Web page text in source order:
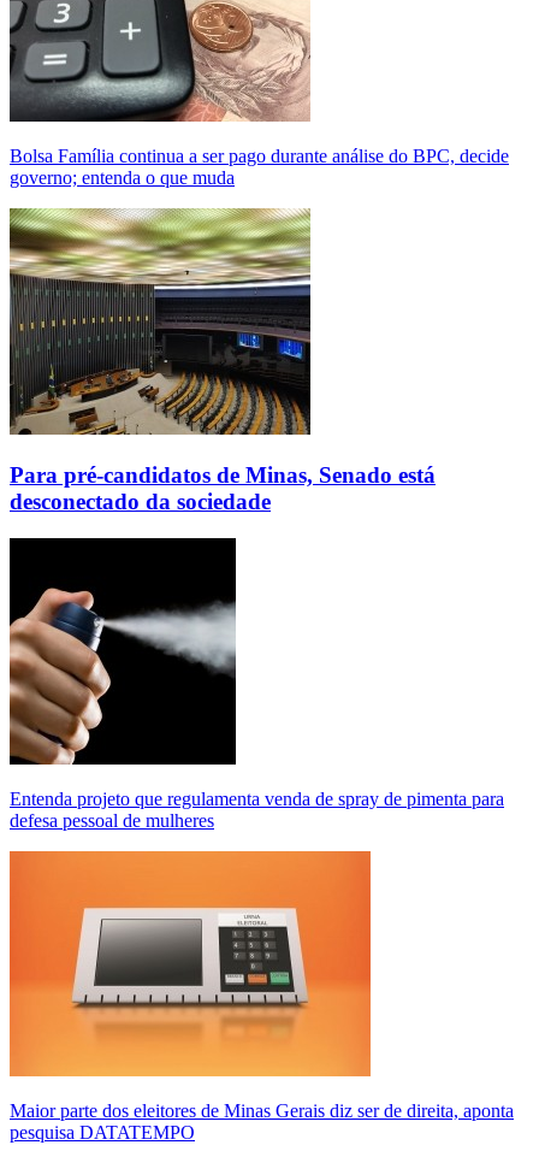
Bolsa Família continua a ser pago durante análise do BPC, decide
governo; entenda o que muda
Para pré-candidatos de Minas, Senado está
desconectado da sociedade
Entenda projeto que regulamenta venda de spray de pimenta para
defesa pessoal de mulheres
Maior parte dos eleitores de Minas Gerais diz ser de direita, aponta
pesquisa DATATEMPO